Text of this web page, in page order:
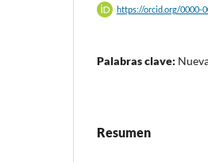
https://orcid.org/0000-
Palabras clave:
Resumen